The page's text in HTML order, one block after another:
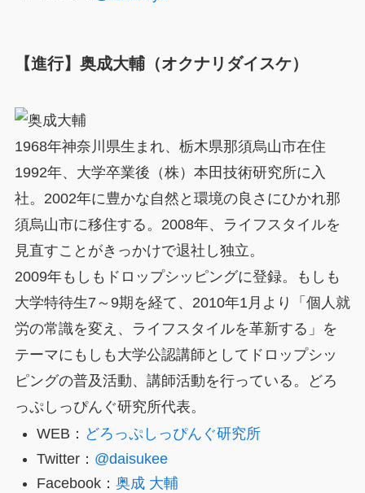
【進行】奥成大輔（オクナリダイスケ）
1968年神奈川県生まれ、栃木県那須烏山市在住
1992年、大学卒業後（株）本田技術研究所に入
社。2002年に豊かな自然と環境の良さにひかれ那
須烏山市に移住する。2008年、ライフスタイルを
見直すことがきっかけで退社し独立。
2009年もしもドロップシッピングに登録。もしも
大学特待生7～9期を経て、2010年1月より「個人就
労の常識を変え、ライフスタイルを革新する」を
テーマにもしも大学公認講師としてドロップシッ
ピングの普及活動、講師活動を行っている。どろ
っぷしっぴんぐ研究所代表。
WEB： どろっぷしっぴんぐ研究所
Twitter： @daisukee
Facebook： 奥成 大輔